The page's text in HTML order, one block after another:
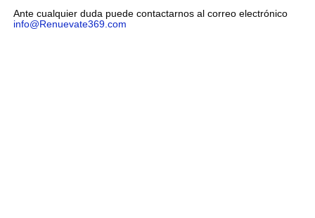
Ante cualquier duda puede contactarnos al correo electrónico
info@Renuevate369.com